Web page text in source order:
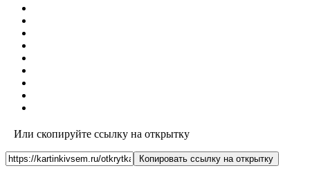
Или скопируйте ссылку на открытку
Копировать ссылку на открытку